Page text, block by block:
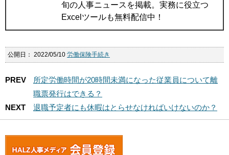
旬の人事ニュースを掲載。実務に役立つ
Excelツールも無料配信中！
公開日： 2022/05/10 労働保険手続き
PREV
所定労働時間が20時間未満になった従業員について離
職票発行はできる？
NEXT
退職予定者にも休暇はとらせなければいけないのか？